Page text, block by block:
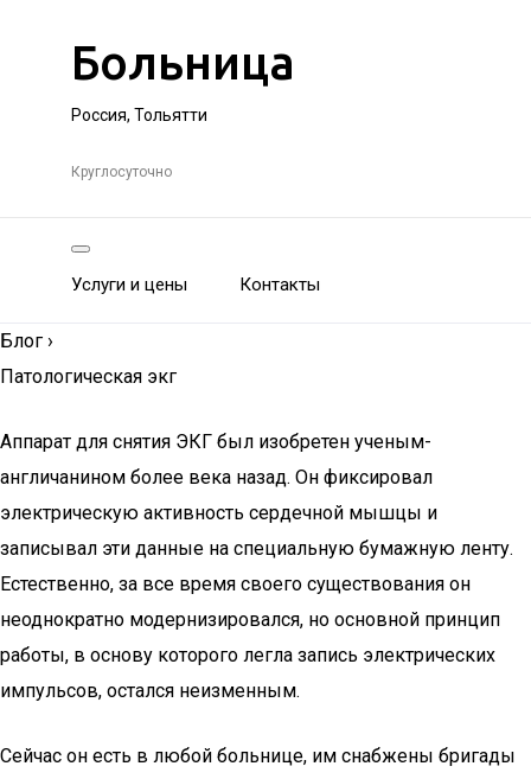
Больница
Россия, Тольятти
Круглосуточно
Услуги и цены Контакты
Блог ›
Патологическая экг
Аппарат для снятия ЭКГ был изобретен ученым-
англичанином более века назад. Он фиксировал
электрическую активность сердечной мышцы и
записывал эти данные на специальную бумажную ленту.
Естественно, за все время своего существования он
неоднократно модернизировался, но основной принцип
работы, в основу которого легла запись электрических
импульсов, остался неизменным.
Сейчас он есть в любой больнице, им снабжены бригады